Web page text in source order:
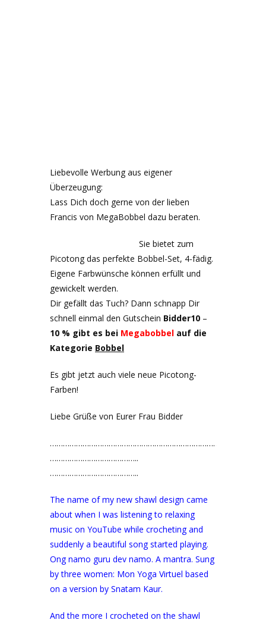
Liebevolle Werbung aus eigener
Überzeugung:
Lass Dich doch gerne von der lieben
Francis von MegaBobbel dazu beraten.
Sie bietet zum
Picotong das perfekte Bobbel-Set, 4-fädig.
Eigene Farbwünsche können erfüllt und
gewickelt werden.
Dir gefällt das Tuch? Dann schnapp Dir
schnell einmal den Gutschein Bidder10 –
10 % gibt es bei Megabobbel auf die
Kategorie Bobbel
Es gibt jetzt auch viele neue Picotong-
Farben!
Liebe Grüße von Eurer Frau Bidder
…………………………………………………………………………………..
…………………………………..
…………………………………..
The name of my new shawl design came
about when I was listening to relaxing
music on YouTube while crocheting and
suddenly a beautiful song started playing.
Ong namo guru dev namo. A mantra. Sung
by three women: Mon Yoga Virtuel based
on a version by Snatam Kaur.
And the more I crocheted on the shawl